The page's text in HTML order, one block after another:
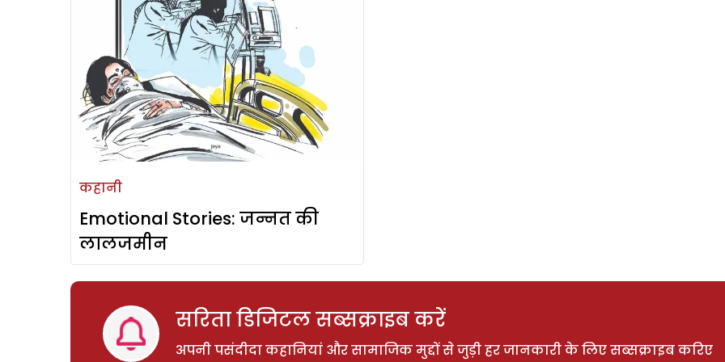
कहानी
Emotional Stories: जन्नत की
लालजमीन
सरिता डिजिटल सब्सक्राइब करें
अपनी पसंदीदा कहानियां और सामाजिक मुद्दों से जुड़ी हर जानकारी के लिए सब्सक्राइब करिए